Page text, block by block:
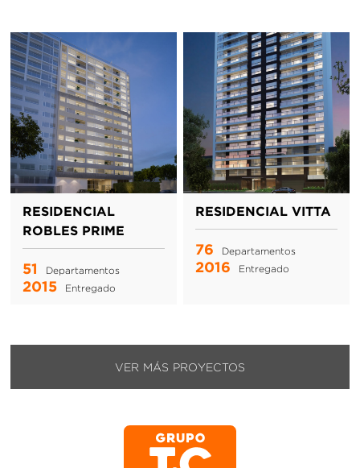
RESIDENCIAL
ROBLES PRIME
51 Departamentos
2015 Entregado
RESIDENCIAL VITTA
76 Departamentos
2016 Entregado
VER MÁS PROYECTOS